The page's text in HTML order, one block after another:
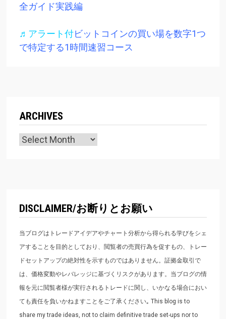
全ガイド実践編
♬アラート付ビットコインの買い場を数字1つ
で特定する1時間速習コース
ARCHIVES
Archives
DISCLAIMER/お断りとお願い
当ブログはトレードアイデアやチャート分析から得られる学びをシェ
アすることを目的としており、閲覧者の売買行為を促すもの、トレー
ドセットアップの絶対性を示すものではありません。証拠金取引で
は、価格変動やレバレッジに基づくリスクがあります。当ブログの情
報を元に閲覧者様が実行されるトレードに関し、いかなる場合におい
ても責任を負いかねますことをご了承ください｡ This blog is to
share my trade ideas, not to claim definitive trade set-ups nor to